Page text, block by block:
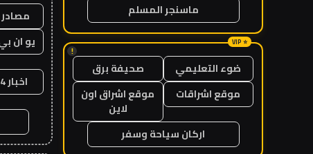
ماسنجر المسلم
!
ضوء التعليمي
صحيفة برق
موقع اشراقات
موقع اشراق اون
لاين
اركان سياحة وسفر
مصادر
يو ان
اخبار 24 ساعة